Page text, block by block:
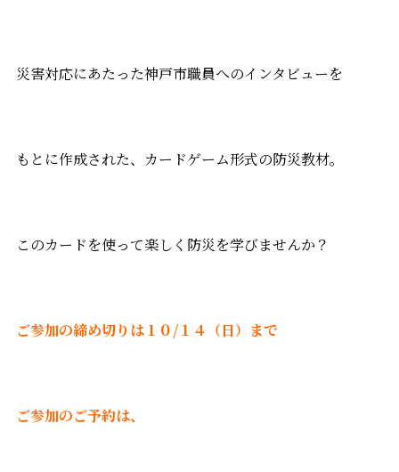
災害対応にあたった神戸市職員へのインタビューを
もとに作成された、カードゲーム形式の防災教材。
このカードを使って楽しく防災を学びませんか？
ご参加の締め切りは１０/１４（日）まで
ご参加のご予約は、